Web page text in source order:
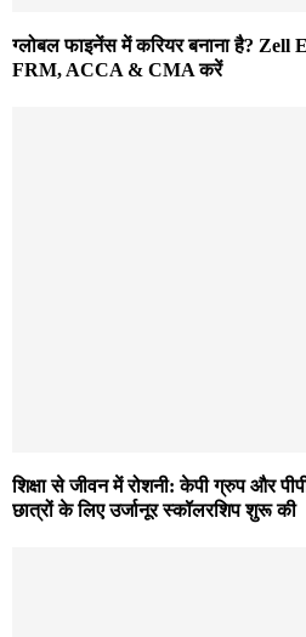
ग्लोबल फाइनेंस में करियर बनाना है?
FRM, ACCA & CMA करें
शिक्षा से जीवन में रोशनी: केपी ग्रुप और
छात्रों के लिए उर्जानूर स्कॉलरशिप शुरू की